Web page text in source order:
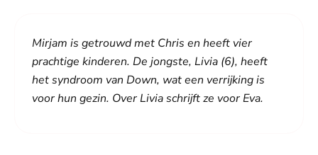
Mirjam is getrouwd met Chris en heeft vier
prachtige kinderen. De jongste, Livia (6), heeft
het syndroom van Down, wat een verrijking is
voor hun gezin. Over Livia schrijft ze voor Eva.